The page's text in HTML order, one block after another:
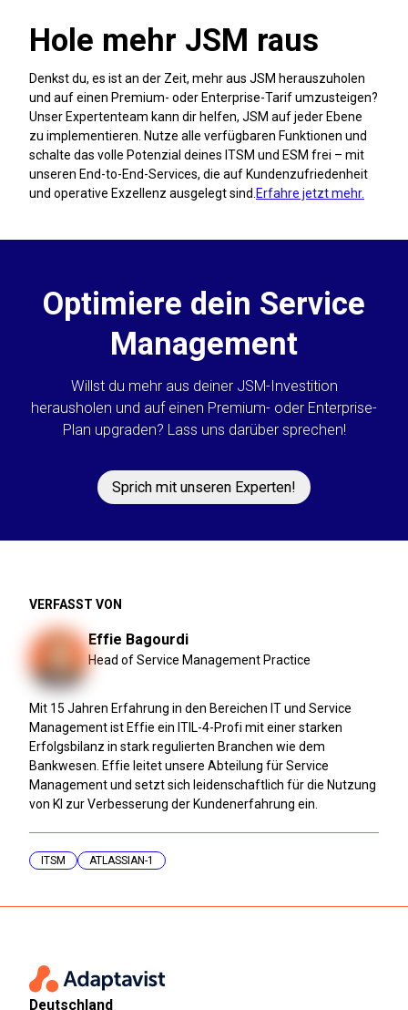
Hole mehr JSM raus
Denkst du, es ist an der Zeit, mehr aus JSM herauszuholen
und auf einen Premium- oder Enterprise-Tarif umzusteigen?
Unser Expertenteam kann dir helfen, JSM auf jeder Ebene
zu implementieren. Nutze alle verfügbaren Funktionen und
schalte das volle Potenzial deines ITSM und ESM frei – mit
unseren End-to-End-Services, die auf Kundenzufriedenheit
und operative Exzellenz ausgelegt sind. Erfahre jetzt mehr.
Optimiere dein Service
Management
Willst du mehr aus deiner JSM-Investition
herausholen und auf einen Premium- oder Enterprise-
Plan upgraden? Lass uns darüber sprechen!
Sprich mit unseren Experten!
VERFASST VON
Effie Bagourdi
Head of Service Management Practice
Mit 15 Jahren Erfahrung in den Bereichen IT und Service
Management ist Effie ein ITIL-4-Profi mit einer starken
Erfolgsbilanz in stark regulierten Branchen wie dem
Bankwesen. Effie leitet unsere Abteilung für Service
Management und setzt sich leidenschaftlich für die Nutzung
von KI zur Verbesserung der Kundenerfahrung ein.
ITSM ATLASSIAN-1
Deutschland